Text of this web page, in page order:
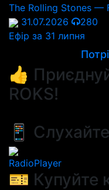
The Rolling Stones —
31.07.2026
280
Ефір за 31 липня
👍
ROKS!
📱
RadioPlayer
🎫 Купуйте